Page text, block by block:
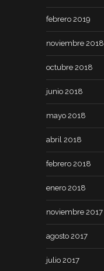
febrero 2019
noviembre 2018
octubre 2018
junio 2018
mayo 2018
abril 2018
febrero 2018
enero 2018
noviembre 2017
agosto 2017
julio 2017